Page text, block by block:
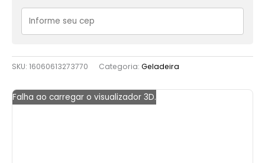
SKU: 16060613273770 Categoria: Geladeira
Falha ao carregar o visualizador 3D.